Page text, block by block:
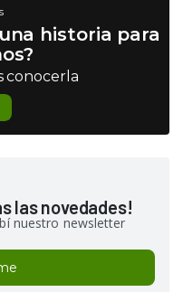
historia para
conocerla
las novedades!
nuestro newsletter